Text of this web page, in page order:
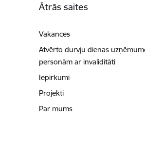
Ātrās saites
Vakances
Atvērto durvju dienas
personām ar invaliditāti
Iepirkumi
Projekti
Par mums